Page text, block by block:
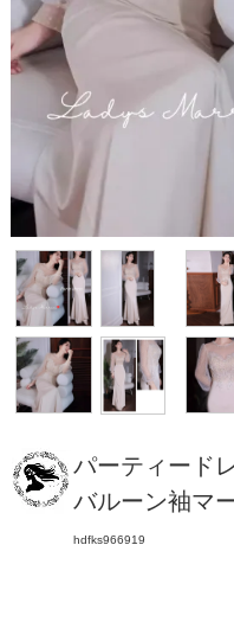
パーティード
バルーン袖マ
hdfks966919